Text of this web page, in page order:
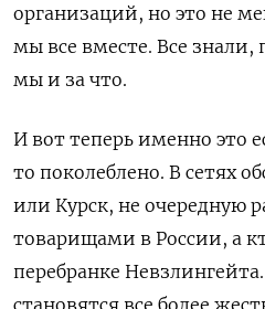
организаций, но это не
мы все вместе. Все знали,
мы и за что.
И вот теперь именно это
то поколеблено. В сетях
или Курск, не очередную
товарищами в России, а
перебранке
становятся все более